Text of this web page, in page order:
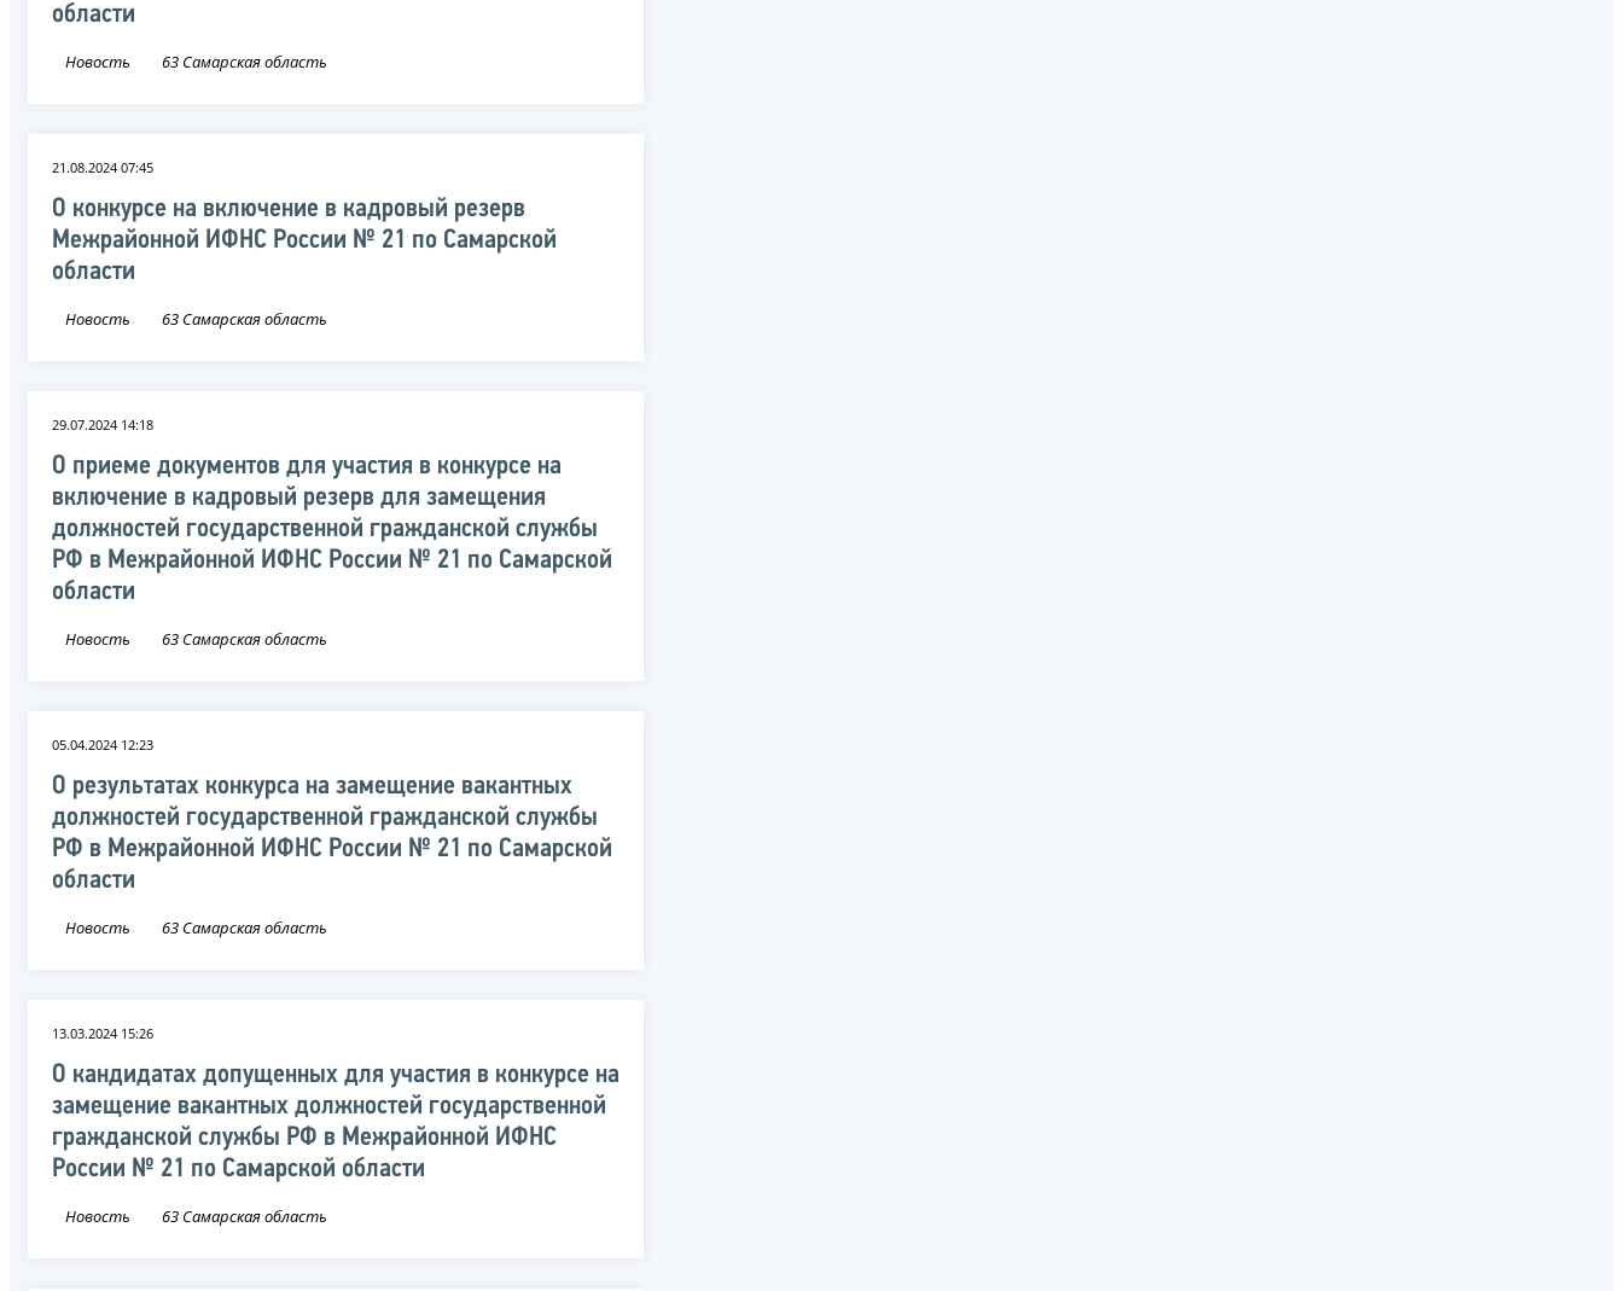
области
Новость 63 Самарская область
21.08.2024 07:45
О конкурсе на включение в кадровый резерв
Межрайонной ИФНС России № 21 по Самарской
области
Новость 63 Самарская область
29.07.2024 14:18
О приеме документов для участия в конкурсе на
включение в кадровый резерв для замещения
должностей государственной гражданской службы
РФ в Межрайонной ИФНС России № 21 по Самарской
области
Новость 63 Самарская область
05.04.2024 12:23
О результатах конкурса на замещение вакантных
должностей государственной гражданской службы
РФ в Межрайонной ИФНС России № 21 по Самарской
области
Новость 63 Самарская область
13.03.2024 15:26
О кандидатах допущенных для участия в конкурсе на
замещение вакантных должностей государственной
гражданской службы РФ в Межрайонной ИФНС
России № 21 по Самарской области
Новость 63 Самарская область